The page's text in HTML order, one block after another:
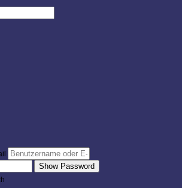
Show Password